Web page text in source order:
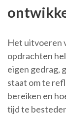
Het uitvoeren
opdrachten
eigen gedrag,
staat om te
bereiken en
tijd te